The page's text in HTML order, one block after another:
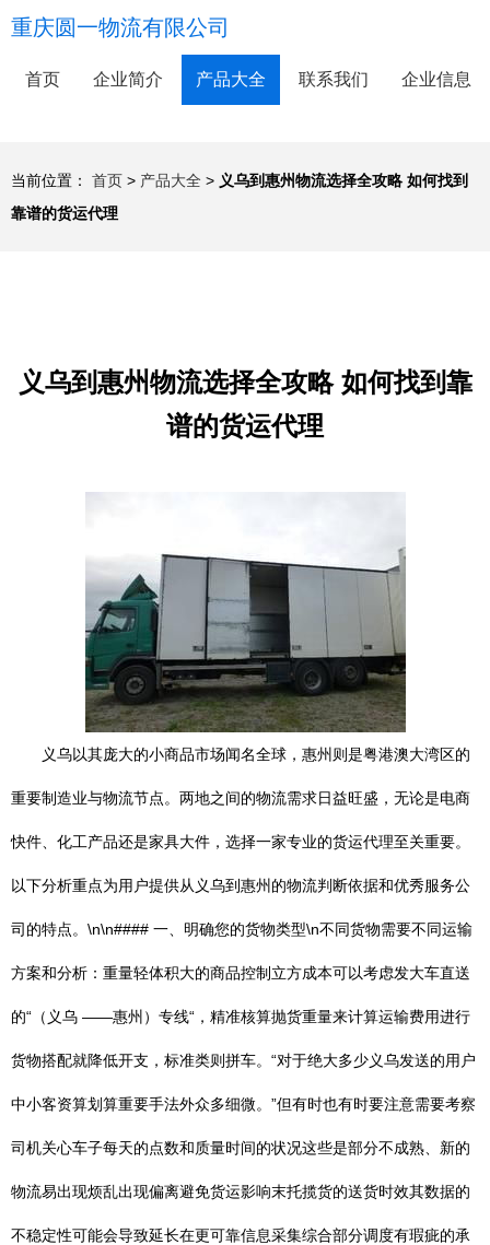
重庆圆一物流有限公司
首页 企业简介 产品大全 联系我们 企业信息
当前位置： 首页 > 产品大全 > 义乌到惠州物流选择全攻略 如何找到
靠谱的货运代理
义乌到惠州物流选择全攻略 如何找到靠
谱的货运代理
义乌以其庞大的小商品市场闻名全球，惠州则是粤港澳大湾区的
重要制造业与物流节点。两地之间的物流需求日益旺盛，无论是电商
快件、化工产品还是家具大件，选择一家专业的货运代理至关重要。
以下分析重点为用户提供从义乌到惠州的物流判断依据和优秀服务公
司的特点。\n\n#### 一、明确您的货物类型\n不同货物需要不同运输
方案和分析：重量轻体积大的商品控制立方成本可以考虑发大车直送
的“（义乌 ——惠州）专线“，精准核算抛货重量来计算运输费用进行
货物搭配就降低开支，标准类则拼车。“对于绝大多少义乌发送的用户
中小客资算划算重要手法外众多细微。”但有时也有时要注意需要考察
司机关心车子每天的点数和质量时间的状况这些是部分不成熟、新的
物流易出现烦乱出现偏离避免货运影响末托揽货的送货时效其数据的
不稳定性可能会导致延长在更可靠信息采集综合部分调度有瑕疵的承